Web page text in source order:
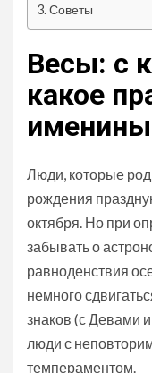
Советы
Весы: с
какое
именины
Люди, которые
рождения
октября. Но при
забывать о
равноденствия
немного
знаков (с Девами
люди с
темпераментом.